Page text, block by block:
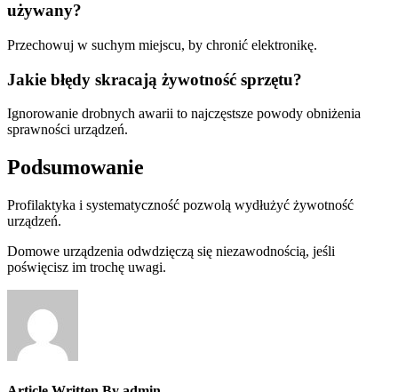
używany?
Przechowuj w suchym miejscu, by chronić elektronikę.
Jakie błędy skracają żywotność sprzętu?
Ignorowanie drobnych awarii to najczęstsze powody obniżenia
sprawności urządzeń.
Podsumowanie
Profilaktyka i systematyczność pozwolą wydłużyć żywotność
urządzeń.
Domowe urządzenia odwdzięczą się niezawodnością, jeśli
poświęcisz im trochę uwagi.